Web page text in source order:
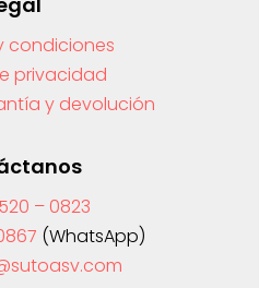
condiciones
privacidad
y devolución
– 0823
(WhatsApp)